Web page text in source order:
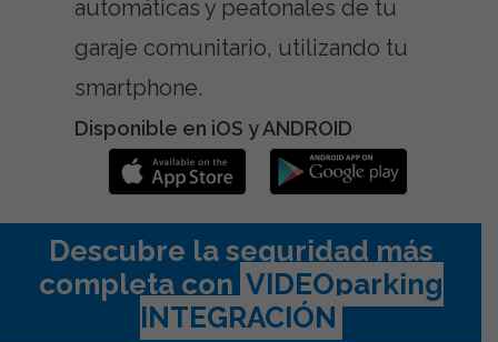
automáticas y peatonales de tu
garaje comunitario, utilizando tu
smartphone.
Disponible en iOS y ANDROID
Descubre la seguridad más
completa con VIDEOparking
INTEGRACIÓN